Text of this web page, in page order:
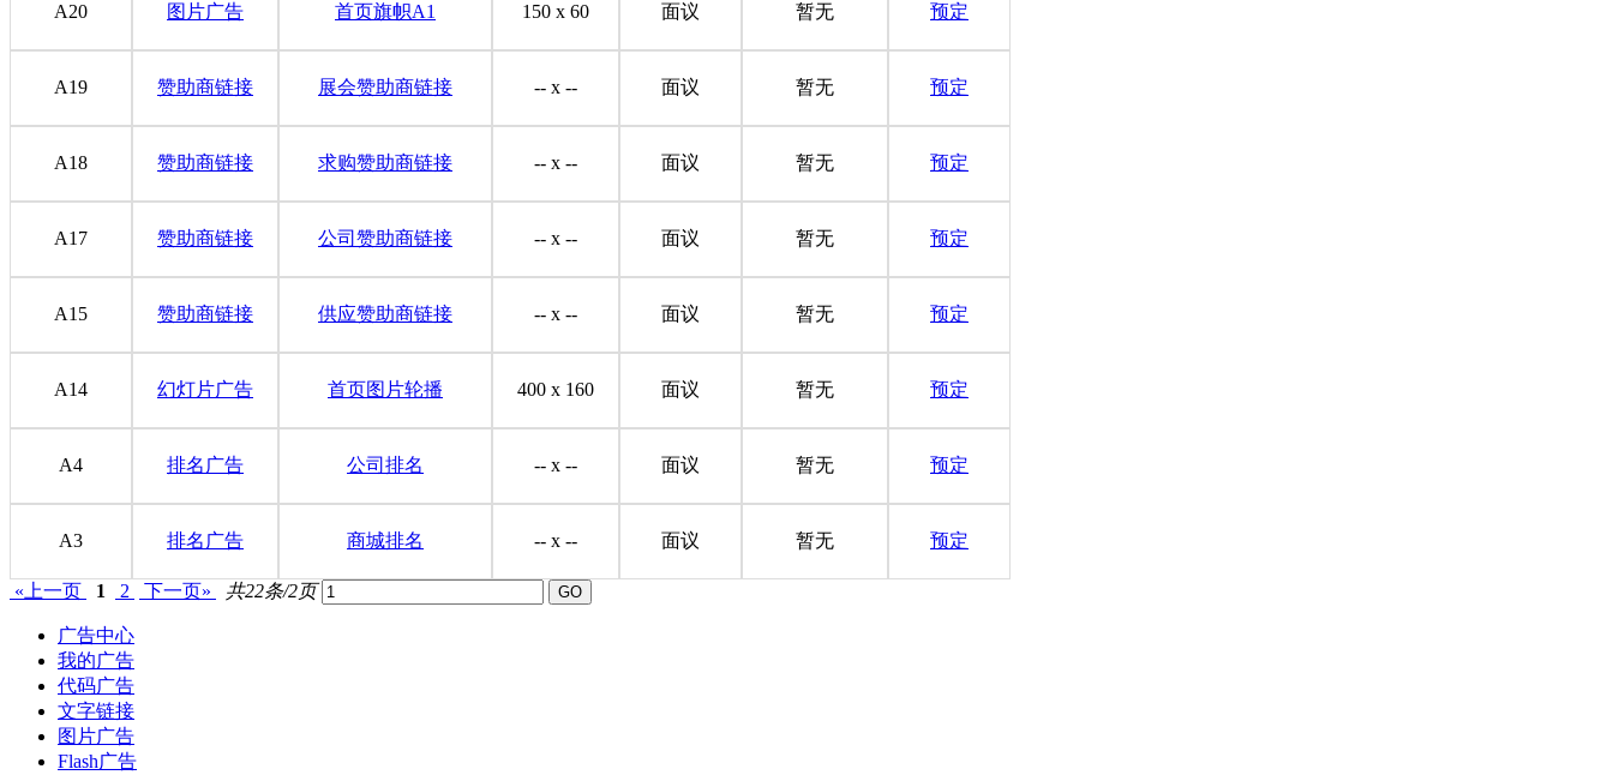
A20 图片广告 首页旗帜A1 150 x 60 面议 暂无 预定
A19 赞助商链接 展会赞助商链接 -- x -- 面议 暂无 预定
A18 赞助商链接 求购赞助商链接 -- x -- 面议 暂无 预定
A17 赞助商链接 公司赞助商链接 -- x -- 面议 暂无 预定
A15 赞助商链接 供应赞助商链接 -- x -- 面议 暂无 预定
A14 幻灯片广告 首页图片轮播 400 x 160 面议 暂无 预定
A4 排名广告 公司排名 -- x -- 面议 暂无 预定
A3 排名广告 商城排名 -- x -- 面议 暂无 预定
«上一页 1 2 下一页» 共22条/2页
广告中心
我的广告
代码广告
文字链接
图片广告
Flash广告